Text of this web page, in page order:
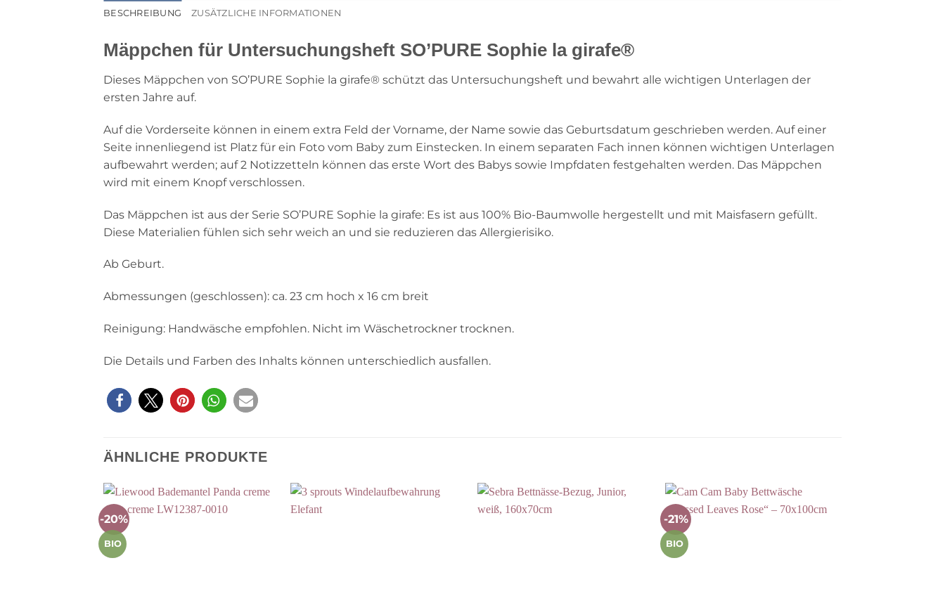
BESCHREIBUNG ZUSÄTZLICHE INFORMATIONEN
Mäppchen für Untersuchungsheft SO’PURE Sophie la girafe®
Dieses Mäppchen von SO’PURE Sophie la girafe® schützt das Untersuchungsheft und bewahrt alle wichtigen Unterlagen der
ersten Jahre auf.
Auf die Vorderseite können in einem extra Feld der Vorname, der Name sowie das Geburtsdatum geschrieben werden. Auf einer
Seite innenliegend ist Platz für ein Foto vom Baby zum Einstecken. In einem separaten Fach innen können wichtigen Unterlagen
aufbewahrt werden; auf 2 Notizzetteln können das erste Wort des Babys sowie Impfdaten festgehalten werden. Das Mäppchen
wird mit einem Knopf verschlossen.
Das Mäppchen ist aus der Serie SO’PURE Sophie la girafe: Es ist aus 100% Bio-Baumwolle hergestellt und mit Maisfasern gefüllt.
Diese Materialien fühlen sich sehr weich an und sie reduzieren das Allergierisiko.
Ab Geburt.
Abmessungen (geschlossen): ca. 23 cm hoch x 16 cm breit
Reinigung: Handwäsche empfohlen. Nicht im Wäschetrockner trocknen.
Die Details und Farben des Inhalts können unterschiedlich ausfallen.
ÄHNLICHE PRODUKTE
-20%
BIO
-21%
BIO